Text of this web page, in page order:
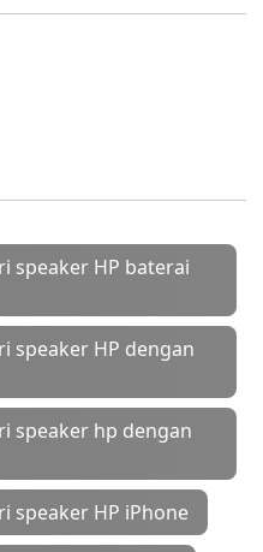
speaker HP baterai
speaker HP dengan
speaker hp dengan
speaker HP iPhone